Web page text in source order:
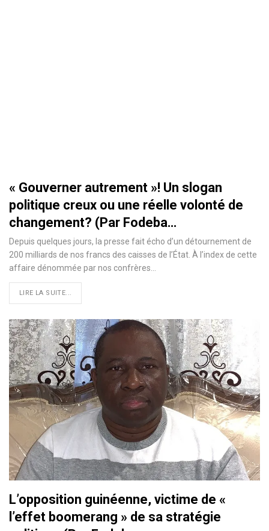
« Gouverner autrement »! Un slogan
politique creux ou une réelle volonté de
changement? (Par Fodeba…
Depuis quelques jours, la presse fait écho d’un détournement de
200 milliards de nos francs des caisses de l’État. À l’index de cette
affaire dénommée par nos confrères…
LIRE LA SUITE...
L’opposition guinéenne, victime de «
l’effet boomerang » de sa stratégie